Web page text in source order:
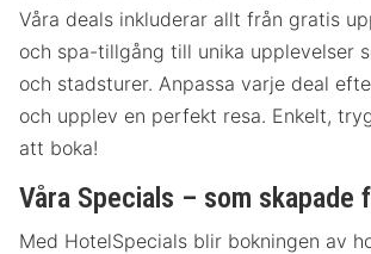
Våra deals inkluderar allt från gratis
och spa-tillgång till unika upplevelser
och stadsturer. Anpassa varje deal
och upplev en perfekt resa. Enkelt,
att boka!
Våra Specials – som skapade
Med HotelSpecials blir bokningen av